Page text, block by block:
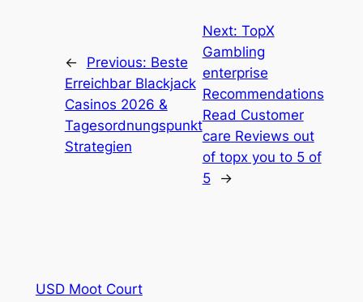
← Previous: Beste
Erreichbar Blackjack
Casinos 2026 &
Tagesordnungspunkt
Strategien
Next: TopX
Gambling
enterprise
Recommendations
Read Customer
care Reviews out
of topx you to 5 of
5
→
USD Moot Court